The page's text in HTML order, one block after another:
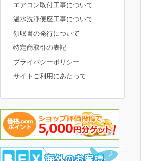
エアコン取付工事について
温水洗浄便座工事について
領収書の発行について
特定商取引の表記
プライバシーポリシー
サイトご利用にあたって